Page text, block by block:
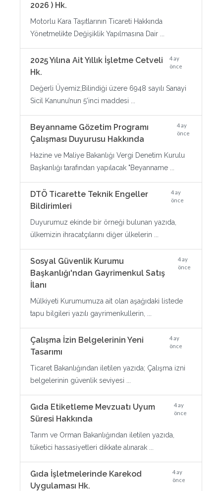
2026 ) Hk.
Motorlu Kara Taşıtlarının Ticareti Hakkında
Yönetmelikte Değişiklik Yapılmasına Dair ...
2025 Yılına Ait Yıllık İşletme Cetveli
Hk.
4 ay
önce
Değerli Üyemiz;Bilindiği üzere 6948 sayılı Sanayi
Sicil Kanunu’nun 5’inci maddesi ...
Beyanname Gözetim Programı
Çalışması Duyurusu Hakkında
4 ay
önce
Hazine ve Maliye Bakanlığı Vergi Denetim Kurulu
Başkanlığı tarafından yapılacak "Beyanname ...
DTÖ Ticarette Teknik Engeller
Bildirimleri
4 ay
önce
Duyurumuz ekinde bir örneği bulunan yazıda,
ülkemizin ihracatçılarını diğer ülkelerin ...
Sosyal Güvenlik Kurumu
Başkanlığı'ndan Gayrimenkul Satış
İlanı
4 ay
önce
Mülkiyeti Kurumumuza ait olan aşağıdaki listede
tapu bilgileri yazılı gayrimenkullerin, ...
Çalışma İzin Belgelerinin Yeni
Tasarımı
4 ay
önce
Ticaret Bakanlığından iletilen yazıda; Çalışma izni
belgelerinin güvenlik seviyesi ...
Gıda Etiketleme Mevzuatı Uyum
Süresi Hakkında
4 ay
önce
Tarım ve Orman Bakanlığından iletilen yazıda,
tüketici hassasiyetleri dikkate alınarak ...
Gıda İşletmelerinde Karekod
Uygulaması Hk.
4 ay
önce